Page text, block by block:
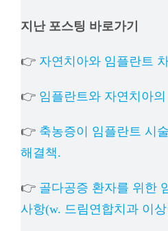
상담예
지난 포스팅 바로가기
👉 자연치아와 임플란트
👉 임플란트와 자연치아
👉 축농증이 임플란트 시
해결책.
👉 골다공증 환자를 위한
사항(w. 드림연합치과 이